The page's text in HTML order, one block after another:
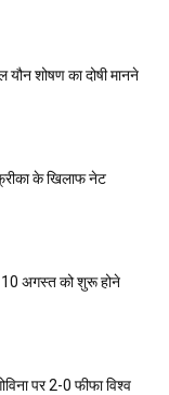
यौन शोषण का दोषी मानने
के खिलाफ नेट
10 अगस्त को शुरू होने
पर 2-0 फीफा विश्व